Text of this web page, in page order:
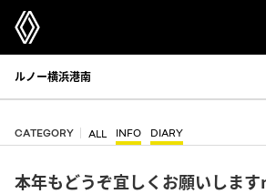
ルノー横浜港南
CATEGORY ALL INFO DIARY
本年もどうぞ宜しくお願いしま